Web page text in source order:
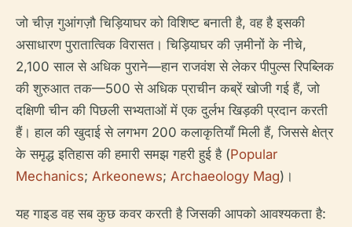
जो चीज़ गुआंगज़ौ चिड़ियाघर को विशिष्ट बनाती है, वह है इसकी
असाधारण पुरातात्विक विरासत। चिड़ियाघर की ज़मीनों के नीचे,
2,100 साल से अधिक पुराने—हान राजवंश से लेकर पीपुल्स रिपब्लिक
की शुरुआत तक—500 से अधिक प्राचीन कब्रें खोजी गई हैं, जो
दक्षिणी चीन की पिछली सभ्यताओं में एक दुर्लभ खिड़की प्रदान करती
हैं। हाल की खुदाई से लगभग 200 कलाकृतियाँ मिली हैं, जिससे क्षेत्र
के समृद्ध इतिहास की हमारी समझ गहरी हुई है (Popular
Mechanics; Arkeonews; Archaeology Mag)।
यह गाइड वह सब कुछ कवर करती है जिसकी आपको आवश्यकता है: